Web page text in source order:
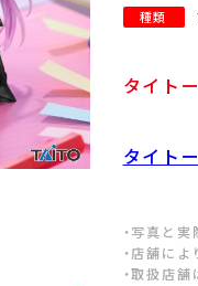
種類
タイト
タイト
・写真と
・店舗に
・取扱店